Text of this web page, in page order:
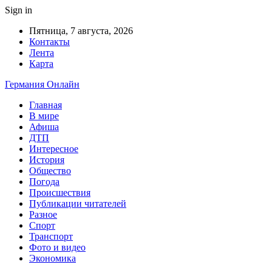
Sign in
Пятница, 7 августа, 2026
Контакты
Лента
Карта
Германия Онлайн
Главная
В мире
Афиша
ДТП
Интересное
История
Общество
Погода
Происшествия
Публикации читателей
Разное
Спорт
Транспорт
Фото и видео
Экономика